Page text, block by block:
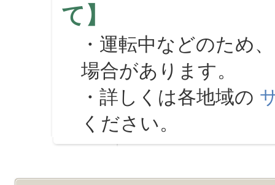
て】
・運転中などのため
場合があります。
・詳しくは各地域の
ください。